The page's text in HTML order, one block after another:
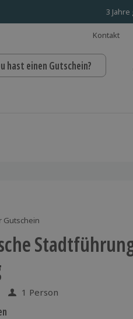
3
Kontakt
hast einen Gutschein?
Gutschein
aus 2 Bewertungen
1 Person